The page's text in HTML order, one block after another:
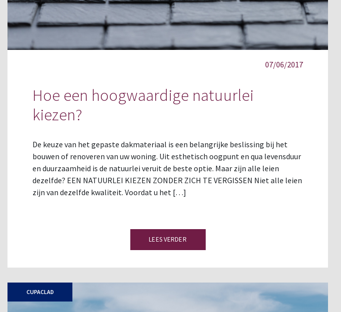
07/06/2017
Hoe een hoogwaardige natuurlei
kiezen?
De keuze van het gepaste dakmateriaal is een belangrijke beslissing bij het
bouwen of renoveren van uw woning. Uit esthetisch oogpunt en qua levensduur
en duurzaamheid is de natuurlei veruit de beste optie. Maar zijn alle leien
dezelfde? EEN NATUURLEI KIEZEN ZONDER ZICH TE VERGISSEN Niet alle leien
zijn van dezelfde kwaliteit. Voordat u het […]
LEES VERDER
CUPACLAD